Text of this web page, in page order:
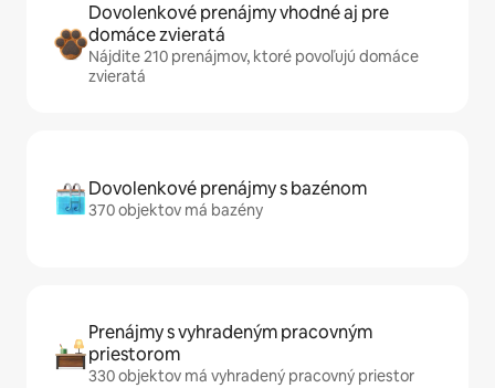
Dovolenkové prenájmy vhodné aj pre
domáce zvieratá
Nájdite 210 prenájmov, ktoré povoľujú domáce
zvieratá
Dovolenkové prenájmy s bazénom
370 objektov má bazény
Prenájmy s vyhradeným pracovným
priestorom
330 objektov má vyhradený pracovný priestor